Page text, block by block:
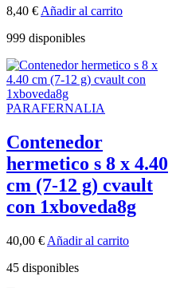
8,40 € Añadir al carrito
999 disponibles
PARAFERNALIA
Contenedor
hermetico s 8 x 4.40
cm (7-12 g) cvault
con 1xboveda8g
40,00 € Añadir al carrito
45 disponibles